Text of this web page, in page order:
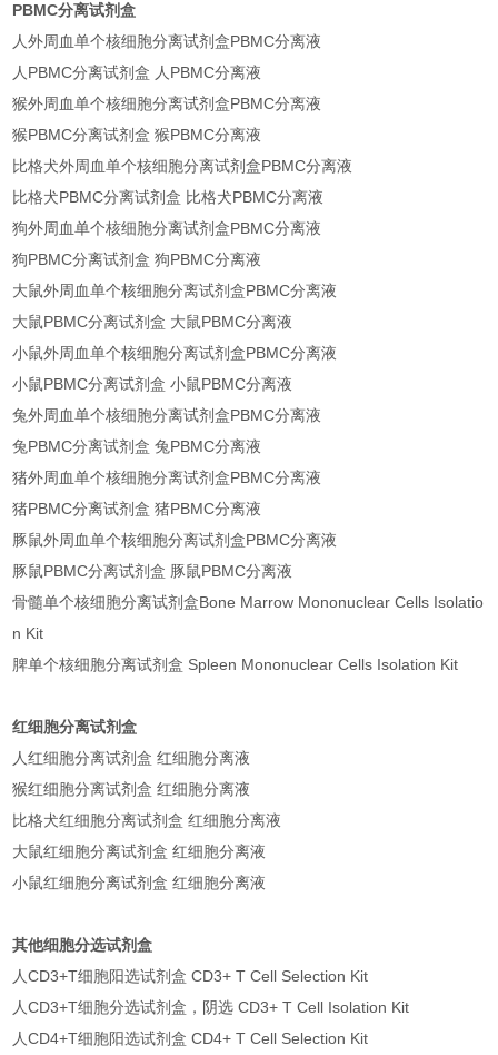
PBMC分离试剂盒
人外周血单个核细胞分离试剂盒PBMC分离液
人PBMC分离试剂盒 人PBMC分离液
猴外周血单个核细胞分离试剂盒PBMC分离液
猴PBMC分离试剂盒 猴PBMC分离液
比格犬外周血单个核细胞分离试剂盒PBMC分离液
比格犬PBMC分离试剂盒 比格犬PBMC分离液
狗外周血单个核细胞分离试剂盒PBMC分离液
狗PBMC分离试剂盒 狗PBMC分离液
大鼠外周血单个核细胞分离试剂盒PBMC分离液
大鼠PBMC分离试剂盒 大鼠PBMC分离液
小鼠外周血单个核细胞分离试剂盒PBMC分离液
小鼠PBMC分离试剂盒 小鼠PBMC分离液
兔外周血单个核细胞分离试剂盒PBMC分离液
兔PBMC分离试剂盒 兔PBMC分离液
猪外周血单个核细胞分离试剂盒PBMC分离液
猪PBMC分离试剂盒 猪PBMC分离液
豚鼠外周血单个核细胞分离试剂盒PBMC分离液
豚鼠PBMC分离试剂盒 豚鼠PBMC分离液
骨髓单个核细胞分离试剂盒Bone Marrow Mononuclear Cells Isolatio
n Kit
脾单个核细胞分离试剂盒 Spleen Mononuclear Cells Isolation Kit
红细胞分离试剂盒
人红细胞分离试剂盒 红细胞分离液
猴红细胞分离试剂盒 红细胞分离液
比格犬红细胞分离试剂盒 红细胞分离液
大鼠红细胞分离试剂盒 红细胞分离液
小鼠红细胞分离试剂盒 红细胞分离液
其他细胞分选试剂盒
人CD3+T细胞阳选试剂盒 CD3+ T Cell Selection Kit
人CD3+T细胞分选试剂盒，阴选 CD3+ T Cell Isolation Kit
人CD4+T细胞阳选试剂盒 CD4+ T Cell Selection Kit